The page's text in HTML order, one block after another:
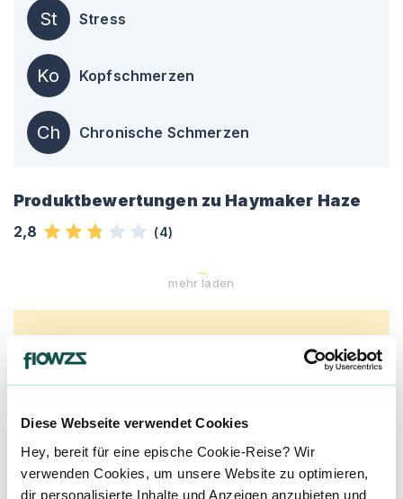
Diese Webseite verwendet Cookies
Hey, bereit für eine epische Cookie-Reise? Wir
verwenden Cookies, um unsere Website zu optimieren,
dir personalisierte Inhalte und Anzeigen anzubieten und
St Stress
Ko Kopfschmerzen
Ch Chronische Schmerzen
Produktbewertungen zu Haymaker Haze
2,8 (4)
mehr laden
Mach mit in der flowzz.com
aktualisiert! Hilf uns mit Deinen Kommentaren
und Bewertungen flowzz noch besser zu
machen. Melde dich an, um dir deine